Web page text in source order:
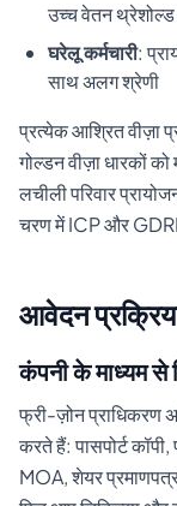
उच्च वेतन
घरेलू कर्मचारी:
साथ अलग श्रेणी
प्रत्येक आश्रित वीज़ा
गोल्डन वीज़ा धारकों
लचीली परिवार
चरण में ICP और
आवेदन
कंपनी के माध्यम से
फ्री-ज़ोन प्राधिकरण
करते हैं: पासपोर्ट
MOA, शेयर